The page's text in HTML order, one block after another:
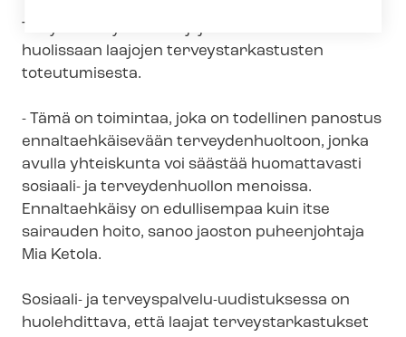
Tehyn ter­vey­den­hoi­ta­ja­jaos­tos­sa ollaan
huolissaan laajojen ter­veys­tar­kas­tus­ten
toteutumisesta.
- Tämä on toimintaa, joka on todellinen panostus
en­nal­taeh­käi­se­vään terveydenhuoltoon, jonka
avulla yhteiskunta voi säästää huomattavasti
sosiaali- ja terveydenhuollon menoissa.
Ennaltaehkäisy on edullisempaa kuin itse
sairauden hoito, sanoo jaoston puheenjohtaja
Mia Ketola.
Sosiaali- ja terveyspalvelu-​uudistuksessa on
huolehdittava, että laajat ter­veys­tar­kas­tuk­set